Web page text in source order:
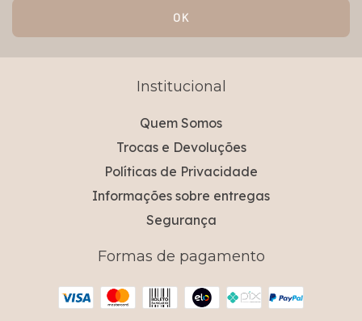
Institucional
Quem Somos
Trocas e Devoluções
Políticas de Privacidade
Informações sobre entregas
Segurança
Formas de pagamento